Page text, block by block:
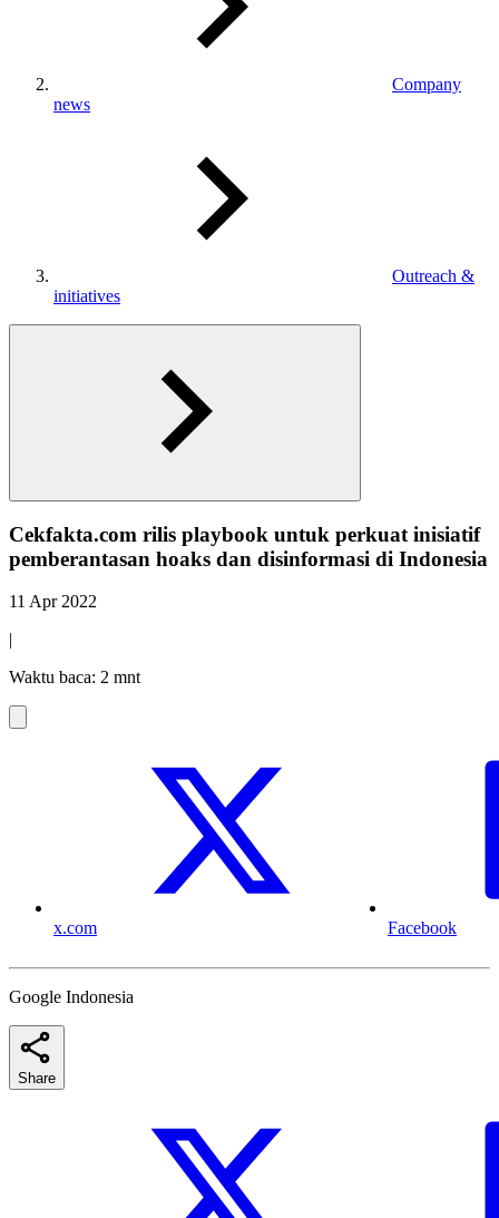
Company
news
Outreach &
initiatives
Cekfakta.com rilis playbook untuk perkuat inisiatif
pemberantasan hoaks dan disinformasi di Indonesia
11 Apr 2022
|
Waktu baca: 2 mnt
x.com Facebook
Google Indonesia
Share